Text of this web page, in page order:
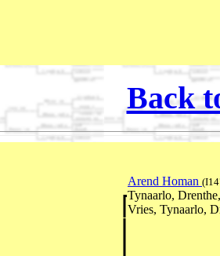
Back
Arend Homan
Tynaarlo,
Vries, Tynaarlo,